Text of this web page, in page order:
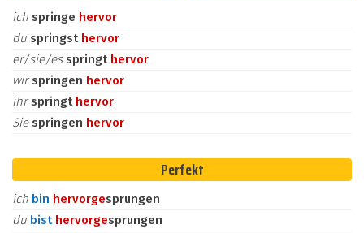
ich springe hervor
du springst hervor
er/sie/es springt hervor
wirspringen hervor
ihrspringt hervor
Sie springen hervor
Perfekt
ich bin hervorgesprungen
du bist hervorgesprungen